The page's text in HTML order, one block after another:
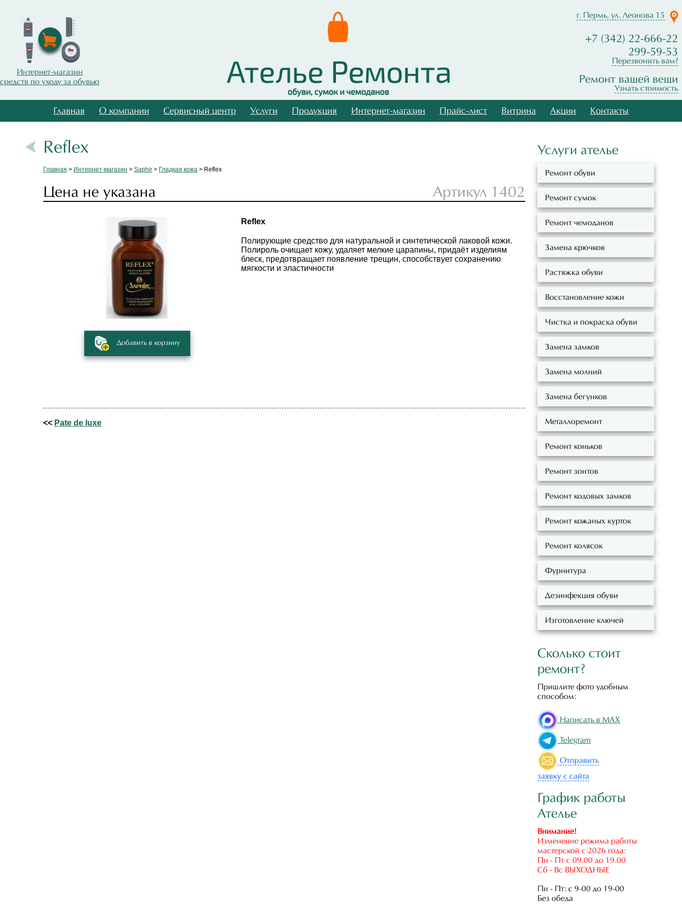
Интернет-магазин
средств по уходу за обувью
г. Пермь, ул. Леонова 15
+7 (342) 22-666-22
299-59-53
Перезвонить вам?
Ремонт вашей вещи
Узнать стоимость
Главная О компании Сервисный центр Услуги Продукция Интернет-магазин Прайс-лист Витрина Акции Контакты
Reflex
Главная > Интернет-магазин > Saphir > Гладкая кожа > Reflex
Цена не указана Артикул 1402
Добавить в корзину
Reflex
Полирующие средство для натуральной и синтетической лаковой кожи.
Полироль очищает кожу, удаляет мелкие царапины, придаёт изделиям
блеск, предотвращает появление трещин, способствует сохранению
мягкости и эластичности
<< Pate de luxe
Услуги ателье
Ремонт обуви
Ремонт сумок
Ремонт чемоданов
Замена крючков
Растяжка обуви
Восстановление кожи
Чистка и покраска обуви
Замена замков
Замена молний
Замена бегунков
Металлоремонт
Ремонт коньков
Ремонт зонтов
Ремонт кодовых замков
Ремонт кожаных курток
Ремонт колясок
Фурнитура
Дезинфекция обуви
Изготовление ключей
Сколько стоит
ремонт?
Пришлите фото удобным
способом:
Написать в MAX
Telegram
Отправить
заявку с сайта
График работы
Ателье
Внимание!
Изменение режима работы
мастерской с 2026 года:
Пн - Пт с 09.00 до 19.00
Сб - Вс ВЫХОДНЫЕ
Пн - Пт: с 9-00 до 19-00
Без обеда